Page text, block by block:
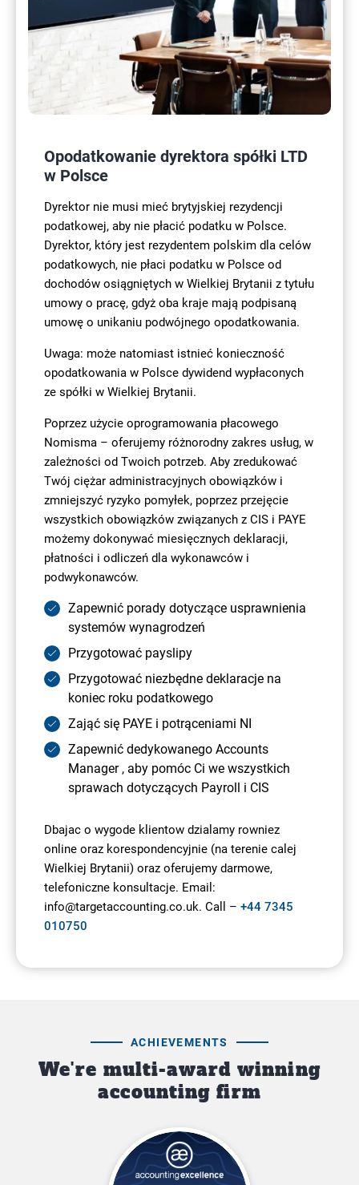
Opodatkowanie dyrektora spółki LTD
w Polsce
Dyrektor nie musi mieć brytyjskiej rezydencji
podatkowej, aby nie płacić podatku w Polsce.
Dyrektor, który jest rezydentem polskim dla celów
podatkowych, nie płaci podatku w Polsce od
dochodów osiągniętych w Wielkiej Brytanii z tytułu
umowy o pracę, gdyż oba kraje mają podpisaną
umowę o unikaniu podwójnego opodatkowania.
Uwaga: może natomiast istnieć konieczność
opodatkowania w Polsce dywidend wypłaconych
ze spółki w Wielkiej Brytanii.
Poprzez użycie oprogramowania płacowego
Nomisma – oferujemy różnorodny zakres usług, w
zależności od Twoich potrzeb. Aby zredukować
Twój ciężar administracyjnych obowiązków i
zmniejszyć ryzyko pomyłek, poprzez przejęcie
wszystkich obowiązków związanych z CIS i PAYE
możemy dokonywać miesięcznych deklaracji,
płatności i odliczeń dla wykonawców i
podwykonawców.
Zapewnić porady dotyczące usprawnienia
systemów wynagrodzeń
Przygotować payslipy
Przygotować niezbędne deklaracje na
koniec roku podatkowego
Zająć się PAYE i potrąceniami NI
Zapewnić dedykowanego Accounts
Manager , aby pomóc Ci we wszystkich
sprawach dotyczących Payroll i CIS
Dbajac o wygode klientow dzialamy rowniez
online oraz korespondencyjnie (na terenie calej
Wielkiej Brytanii) oraz oferujemy darmowe,
telefoniczne konsultacje. Email:
info@targetaccounting.co.uk. Call – +44 7345
010750
ACHIEVEMENTS
We're multi-award winning
accounting firm